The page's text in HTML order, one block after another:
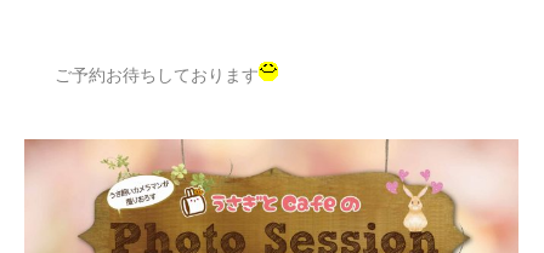
ご予約お待ちしております